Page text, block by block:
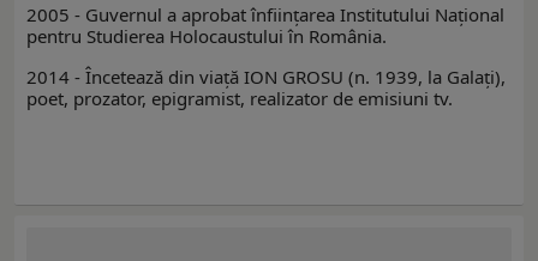
2005 - Guvernul a aprobat înfiinţarea Institutului Naţional
pentru Studierea Holocaustului în România.
2014 - Încetează din viaţă ION GROSU (n. 1939, la Galaţi),
poet, prozator, epigramist, realizator de emisiuni tv.